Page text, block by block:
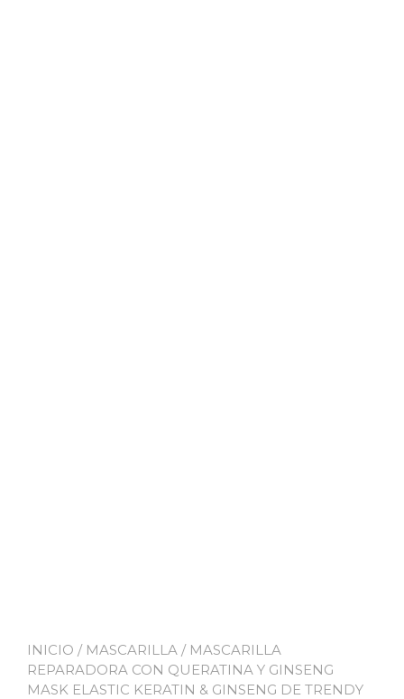
INICIO / MASCARILLA / MASCARILLA
REPARADORA CON QUERATINA Y GINSENG
MASK ELASTIC KERATIN & GINSENG DE TRENDY